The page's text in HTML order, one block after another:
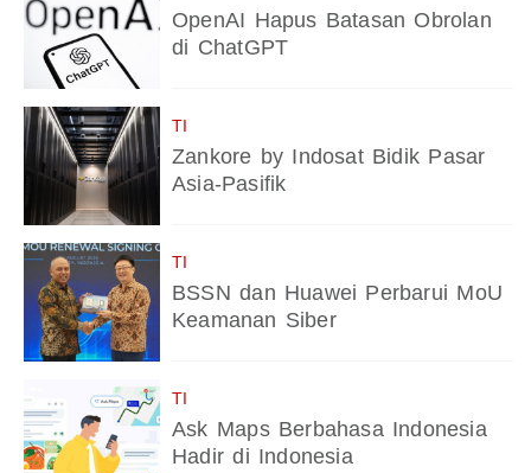
OpenAI Hapus Batasan Obrolan
di ChatGPT
TI
Zankore by Indosat Bidik Pasar
Asia-Pasifik
TI
BSSN dan Huawei Perbarui MoU
Keamanan Siber
TI
Ask Maps Berbahasa Indonesia
Hadir di Indonesia